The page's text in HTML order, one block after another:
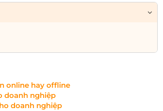
online hay offline
doanh nghiệp
doanh nghiệp